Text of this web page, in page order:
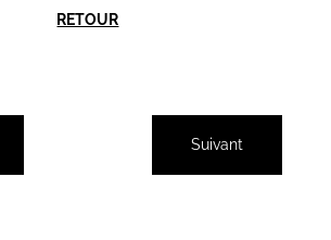
RETOUR
Suivant